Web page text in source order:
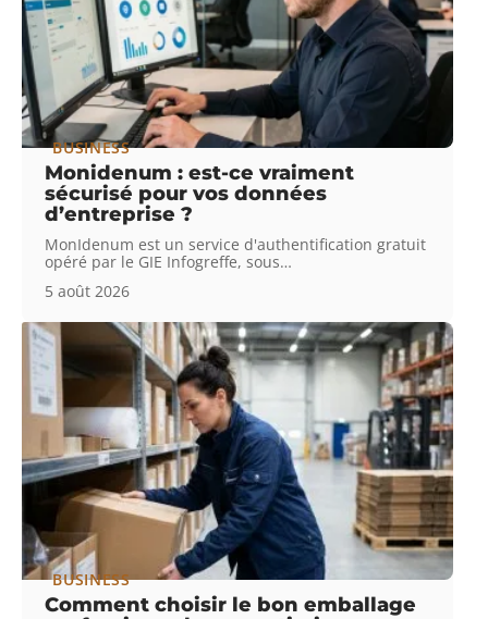
BUSINESS
Monidenum : est-ce vraiment
sécurisé pour vos données
d’entreprise ?
MonIdenum est un service d'authentification gratuit
opéré par le GIE Infogreffe, sous…
5 août 2026
BUSINESS
Comment choisir le bon emballage